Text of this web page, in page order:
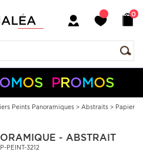
0
MOS PROMOS
code : S05050
S10150
PayPal
Peints Panoramiques > Abstraits > Papier
- ABSTRAIT
PEINT-3212